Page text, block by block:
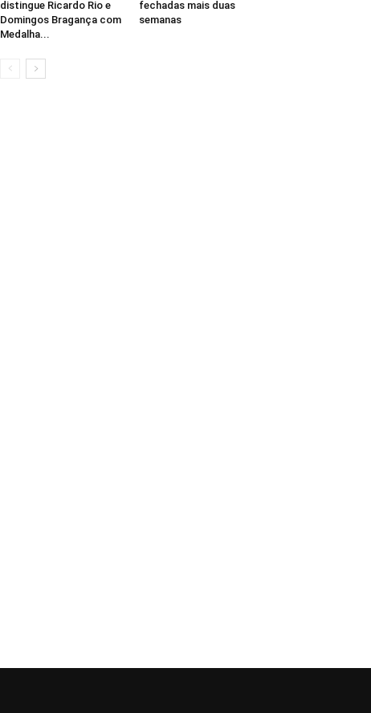
distingue Ricardo Rio e
Domingos Bragança com
Medalha...
fechadas mais duas
semanas